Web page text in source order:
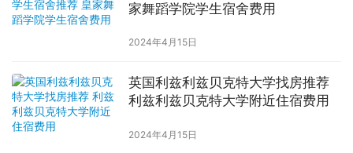
家舞蹈学院学生宿舍费用
2024年4月15日
英国利兹利兹贝克特大学找房推荐
利兹利兹贝克特大学附近住宿费用
2024年4月15日